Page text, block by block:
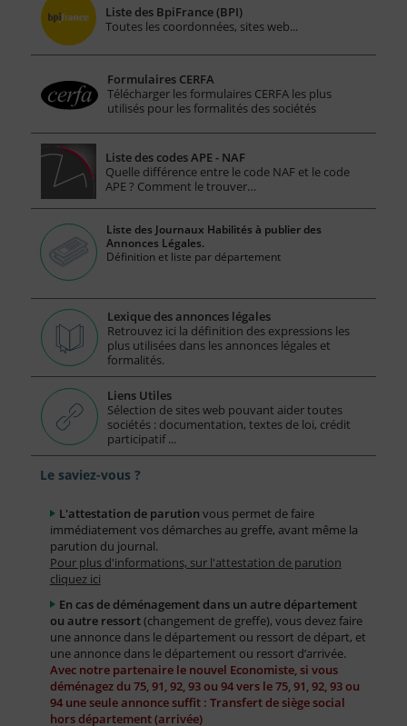
Liste des BpiFrance (BPI)
Toutes les coordonnées, sites web...
Formulaires CERFA
Télécharger les formulaires CERFA les plus
utilisés pour les formalités des sociétés
Liste des codes APE - NAF
Quelle différence entre le code NAF et le code
APE ? Comment le trouver…
Liste des Journaux Habilités à publier des
Annonces Légales.
Définition et liste par département
Lexique des annonces légales
Retrouvez ici la définition des expressions les
plus utilisées dans les annonces légales et
formalités.
Liens Utiles
Sélection de sites web pouvant aider toutes
sociétés : documentation, textes de loi, crédit
participatif ...
Le saviez-vous ?
L'attestation de parution vous permet de faire
immédiatement vos démarches au greffe, avant même la
parution du journal.
Pour plus d'informations, sur l'attestation de parution
cliquez ici
En cas de déménagement dans un autre département
ou autre ressort(changement de greffe), vous devez faire
une annonce dans le département ou ressort de départ, et
une annonce dans le département ou ressort d’arrivée.
Avec notre partenaire le nouvel Economiste, si vous
déménagez du 75, 91, 92, 93 ou 94 vers le 75, 91, 92, 93 ou
94 une seule annonce suffit : Transfert de siège social
hors département (arrivée)